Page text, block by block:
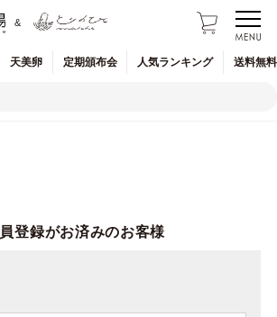
&
天美卵 定期頒布会 人気ランキング 送料無
登録がお済みのお客様